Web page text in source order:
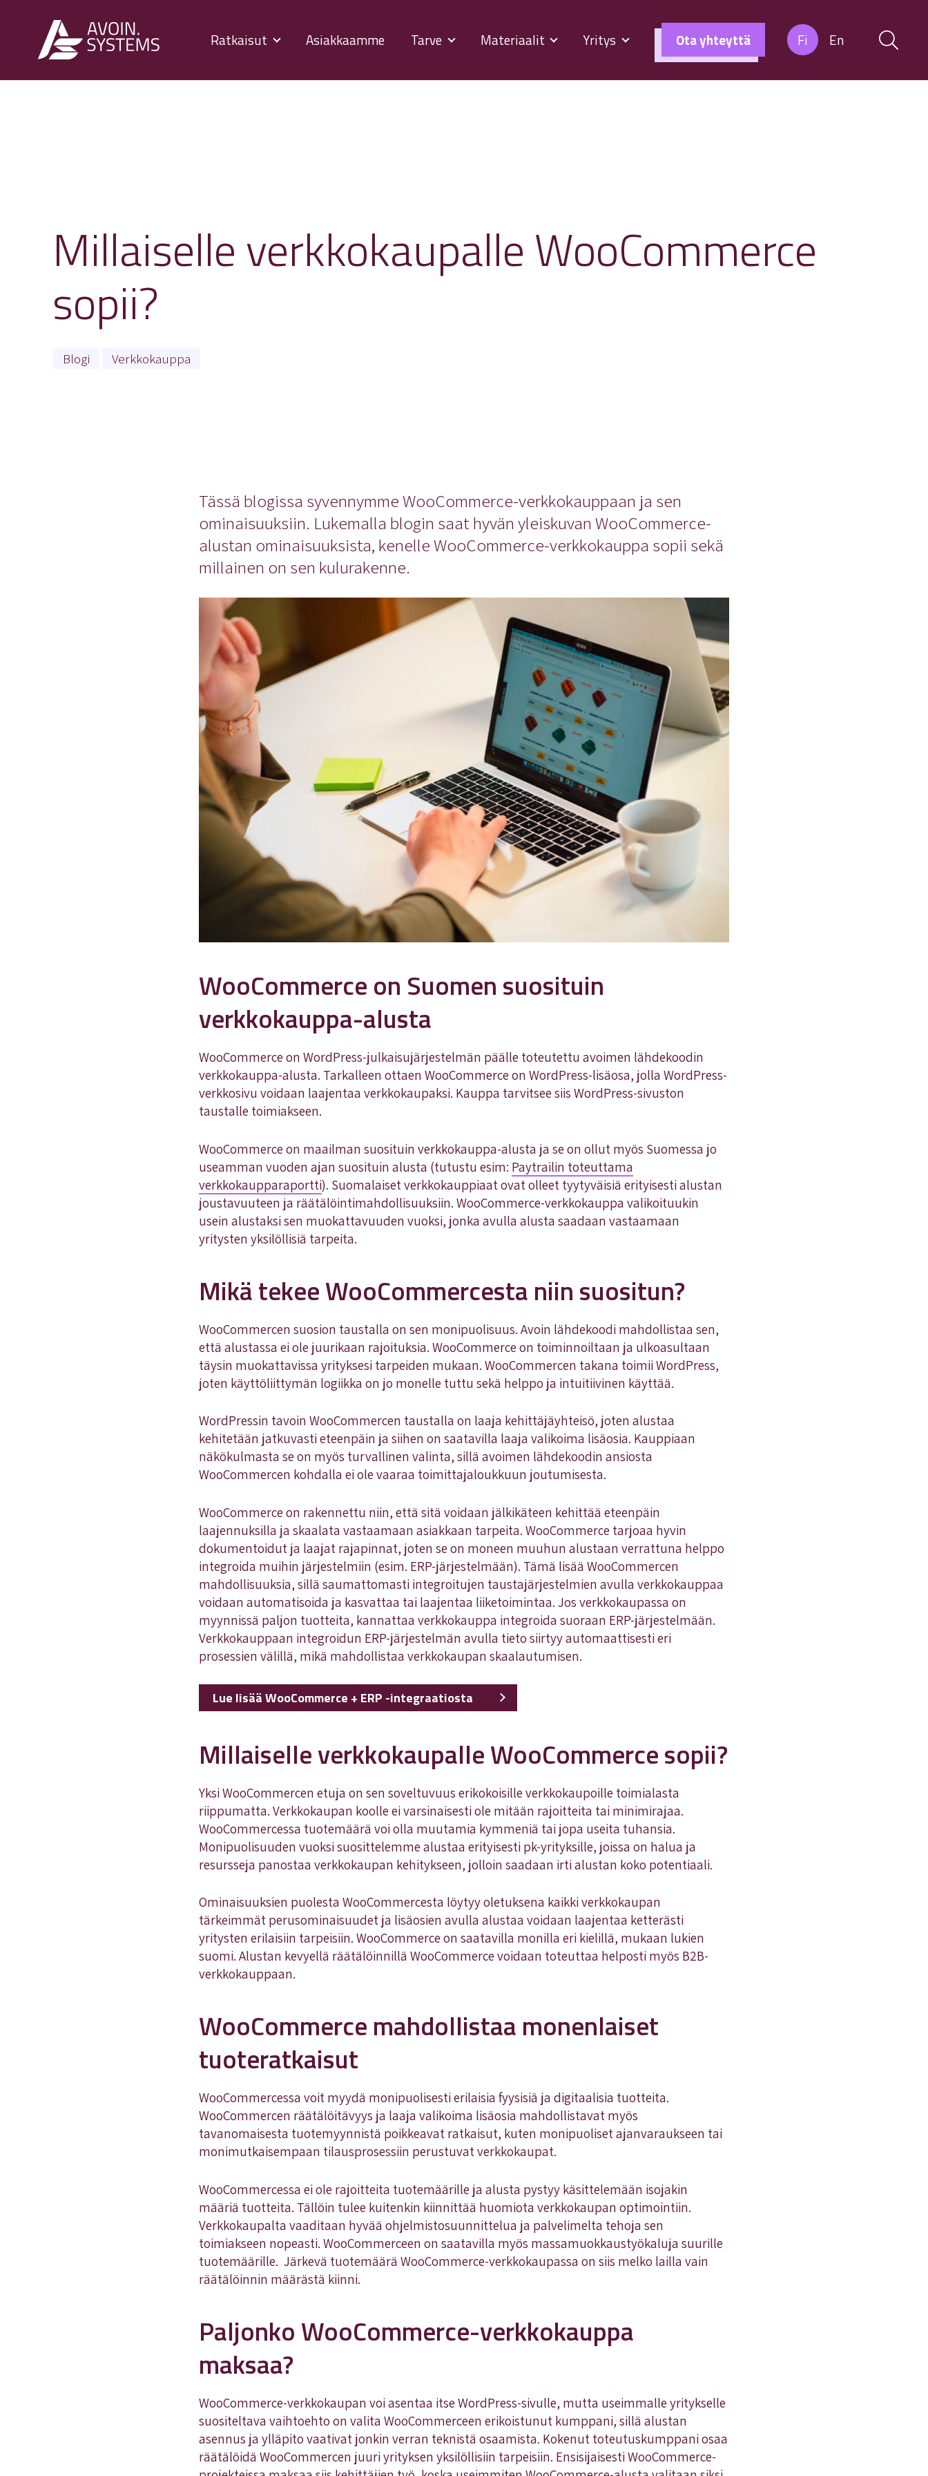
Ratkaisut Asiakkaamme Tarve Materiaalit Yritys Ota yhteyttä Fi En
Millaiselle verkkokaupalle WooCommerce
sopii?
Blogi Verkkokauppa
Tässä blogissa syvennymme WooCommerce-verkkokauppaan ja sen
ominaisuuksiin. Lukemalla blogin saat hyvän yleiskuvan WooCommerce-
alustan ominaisuuksista, kenelle WooCommerce-verkkokauppa sopii sekä
millainen on sen kulurakenne.
WooCommerce on Suomen suosituin
verkkokauppa-alusta
WooCommerce on WordPress-julkaisujärjestelmän päälle toteutettu avoimen lähdekoodin
verkkokauppa-alusta. Tarkalleen ottaen WooCommerce on WordPress-lisäosa, jolla WordPress-
verkkosivu voidaan laajentaa verkkokaupaksi. Kauppa tarvitsee siis WordPress-sivuston
taustalle toimiakseen.
WooCommerce on maailman suosituin verkkokauppa-alusta ja se on ollut myös Suomessa jo
useamman vuoden ajan suosituin alusta (tutustu esim: Paytrailin toteuttama
verkkokaupparaportti). Suomalaiset verkkokauppiaat ovat olleet tyytyväisiä erityisesti alustan
joustavuuteen ja räätälöintimahdollisuuksiin. WooCommerce-verkkokauppa valikoituukin
usein alustaksi sen muokattavuuden vuoksi, jonka avulla alusta saadaan vastaamaan
yritysten yksilöllisiä tarpeita.
Mikä tekee WooCommercesta niin suositun?
WooCommercen suosion taustalla on sen monipuolisuus. Avoin lähdekoodi mahdollistaa sen,
että alustassa ei ole juurikaan rajoituksia. WooCommerce on toiminnoiltaan ja ulkoasultaan
täysin muokattavissa yrityksesi tarpeiden mukaan. WooCommercen takana toimii WordPress,
joten käyttöliittymän logiikka on jo monelle tuttu sekä helppo ja intuitiivinen käyttää.
WordPressin tavoin WooCommercen taustalla on laaja kehittäjäyhteisö, joten alustaa
kehitetään jatkuvasti eteenpäin ja siihen on saatavilla laaja valikoima lisäosia. Kauppiaan
näkökulmasta se on myös turvallinen valinta, sillä avoimen lähdekoodin ansiosta
WooCommercen kohdalla ei ole vaaraa toimittajaloukkuun joutumisesta.
WooCommerce on rakennettu niin, että sitä voidaan jälkikäteen kehittää eteenpäin
laajennuksilla ja skaalata vastaamaan asiakkaan tarpeita. WooCommerce tarjoaa hyvin
dokumentoidut ja laajat rajapinnat, joten se on moneen muuhun alustaan verrattuna helppo
integroida muihin järjestelmiin (esim. ERP-järjestelmään). Tämä lisää WooCommercen
mahdollisuuksia, sillä saumattomasti integroitujen taustajärjestelmien avulla verkkokauppaa
voidaan automatisoida ja kasvattaa tai laajentaa liiketoimintaa. Jos verkkokaupassa on
myynnissä paljon tuotteita, kannattaa verkkokauppa integroida suoraan ERP-järjestelmään.
Verkkokauppaan integroidun ERP-järjestelmän avulla tieto siirtyy automaattisesti eri
prosessien välillä, mikä mahdollistaa verkkokaupan skaalautumisen.
Lue lisää WooCommerce + ERP -integraatiosta
Millaiselle verkkokaupalle WooCommerce sopii?
Yksi WooCommercen etuja on sen soveltuvuus erikokoisille verkkokaupoille toimialasta
riippumatta. Verkkokaupan koolle ei varsinaisesti ole mitään rajoitteita tai minimirajaa.
WooCommercessa tuotemäärä voi olla muutamia kymmeniä tai jopa useita tuhansia.
Monipuolisuuden vuoksi suosittelemme alustaa erityisesti pk-yrityksille, joissa on halua ja
resursseja panostaa verkkokaupan kehitykseen, jolloin saadaan irti alustan koko potentiaali.
Ominaisuuksien puolesta WooCommercesta löytyy oletuksena kaikki verkkokaupan
tärkeimmät perusominaisuudet ja lisäosien avulla alustaa voidaan laajentaa ketterästi
yritysten erilaisiin tarpeisiin. WooCommerce on saatavilla monilla eri kielillä, mukaan lukien
suomi. Alustan kevyellä räätälöinnillä WooCommerce voidaan toteuttaa helposti myös B2B-
verkkokauppaan.
WooCommerce mahdollistaa monenlaiset
tuoteratkaisut
WooCommercessa voit myydä monipuolisesti erilaisia fyysisiä ja digitaalisia tuotteita.
WooCommercen räätälöitävyys ja laaja valikoima lisäosia mahdollistavat myös
tavanomaisesta tuotemyynnistä poikkeavat ratkaisut, kuten monipuoliset ajanvaraukseen tai
monimutkaisempaan tilausprosessiin perustuvat verkkokaupat.
WooCommercessa ei ole rajoitteita tuotemäärille ja alusta pystyy käsittelemään isojakin
määriä tuotteita. Tällöin tulee kuitenkin kiinnittää huomiota verkkokaupan optimointiin.
Verkkokaupalta vaaditaan hyvää ohjelmistosuunnittelua ja palvelimelta tehoja sen
toimiakseen nopeasti. WooCommerceen on saatavilla myös massamuokkaustyökaluja suurille
tuotemäärille. Järkevä tuotemäärä WooCommerce-verkkokaupassa on siis melko lailla vain
räätälöinnin määrästä kiinni.
Paljonko WooCommerce-verkkokauppa
maksaa?
WooCommerce-verkkokaupan voi asentaa itse WordPress-sivulle, mutta useimmalle yritykselle
suositeltava vaihtoehto on valita WooCommerceen erikoistunut kumppani, sillä alustan
asennus ja ylläpito vaativat jonkin verran teknistä osaamista. Kokenut toteutuskumppani osaa
räätälöidä WooCommercen juuri yrityksen yksilöllisiin tarpeisiin. Ensisijaisesti WooCommerce-